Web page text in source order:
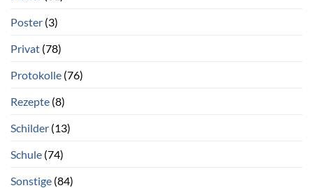
Poster (3)
Privat (78)
Protokolle (76)
Rezepte (8)
Schilder (13)
Schule (74)
Sonstige (84)